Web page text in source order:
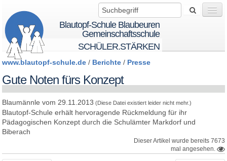
Blautopf-Schule Blaubeuren
Gemeinschaftsschule
SCHÜLER.STÄRKEN
Startseite
www.blautopf-schule.de / Berichte / Presse
Gute Noten fürs Konzept
Blaumännle vom 29.11.2013 (Diese Datei existiert leider nicht mehr.)
Blautopf-Schule erhält hervoragende Rückmeldung für ihr
Pädagogischen Konzept durch die Schulämter Markdorf und
Biberach
Dieser Artikel wurde bereits 7673
mal angesehen.